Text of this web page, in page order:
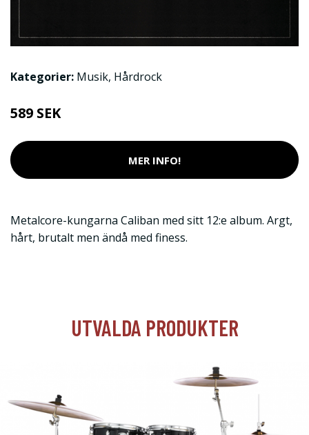
Kategorier: Musik, Hårdrock
589 SEK
MER INFO!
Metalcore-kungarna Caliban med sitt 12:e album. Argt,
hårt, brutalt men ändå med finess.
UTVALDA PRODUKTER